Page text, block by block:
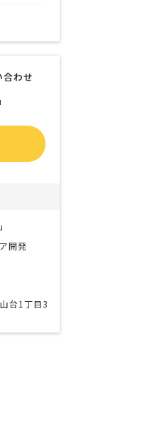
わせ
開発
台1丁目3